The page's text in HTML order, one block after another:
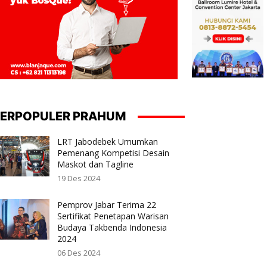
PRAHUM
LRT Jabodebek Umumkan
Pemenang Kompetisi Desain
Maskot dan Tagline
19 Des 2024
Pemprov Jabar Terima 22
Sertifikat Penetapan Warisan
Budaya Takbenda Indonesia
2024
06 Des 2024